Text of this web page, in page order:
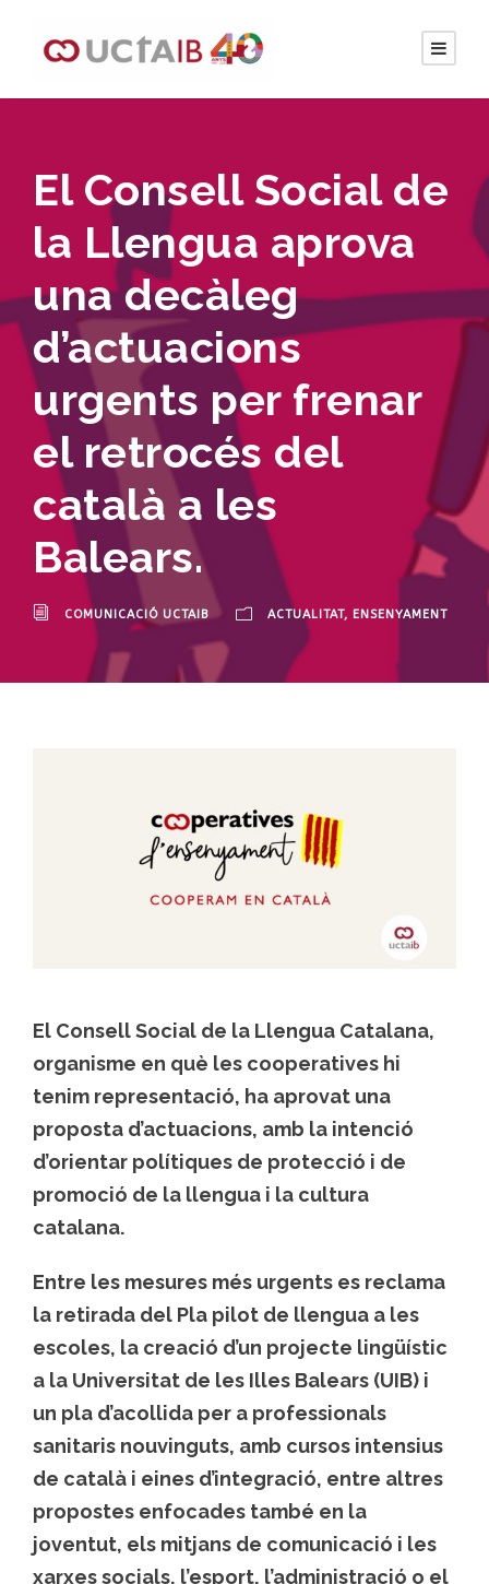
El Consell Social de
la Llengua aprova
una decàleg
d’actuacions
urgents per frenar
el retrocés del
català a les
Balears.
COMUNICACIÓ UCTAIB ACTUALITAT, ENSENYAMENT
El Consell Social de la Llengua Catalana,
organisme en què les cooperatives hi
tenim representació, ha aprovat una
proposta d’actuacions, amb la intenció
d’orientar polítiques de protecció i de
promoció de la llengua i la cultura
catalana.
Entre les mesures més urgents es reclama
la retirada del Pla pilot de llengua a les
escoles, la creació d’un projecte lingüístic
a la Universitat de les Illes Balears (UIB) i
un pla d’acollida per a professionals
sanitaris nouvinguts, amb cursos intensius
de català i eines d’integració, entre altres
propostes enfocades també en la
joventut, els mitjans de comunicació i les
xarxes socials, l’esport, l’administració o el